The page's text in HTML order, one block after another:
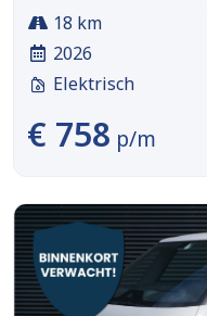
18 km
2026
Elektrisch
€ 758 p/m